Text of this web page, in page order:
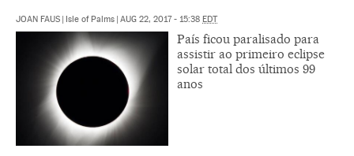
JOAN FAUS | Isle of Palms | AUG 22, 2017 - 15:38 EDT
País ficou paralisado para
assistir ao primeiro eclipse
solar total dos últimos 99
anos